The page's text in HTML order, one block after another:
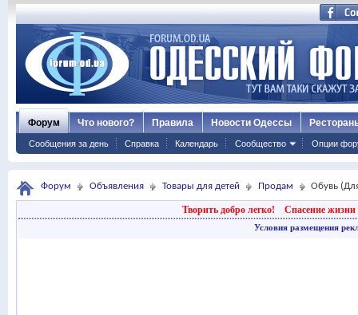
Форум
Сообщения за день Справка Календарь Сообщество Опции
Что нового? Правила Новости Одессы
Форум Объявления Товары для детей Продам Обувь
Творить добро легко! Спасение жизни
Условия размещения